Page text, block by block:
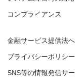
コンプライアンス
金融サービス提供法
プライバシーポリシー
SNS等の情報発信サ